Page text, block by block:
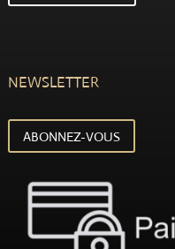
NEWSLETTER
ABONNEZ-VOUS